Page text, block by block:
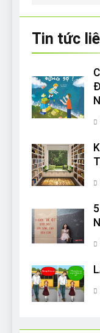
Tin tức